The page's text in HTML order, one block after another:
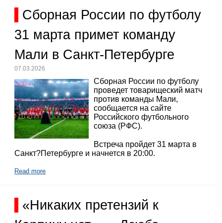
Сборная России по футболу
31 марта примет команду
Мали в Санкт-Петербурге
07.03.2026
Сборная России по футболу
проведет товарищеский матч
против команды Мали,
сообщается на сайте
Российского футбольного
союза (РФС).
Встреча пройдет 31 марта в
Санкт?Петербурге и начнется в 20:00.
Read more
«Никаких претензий к